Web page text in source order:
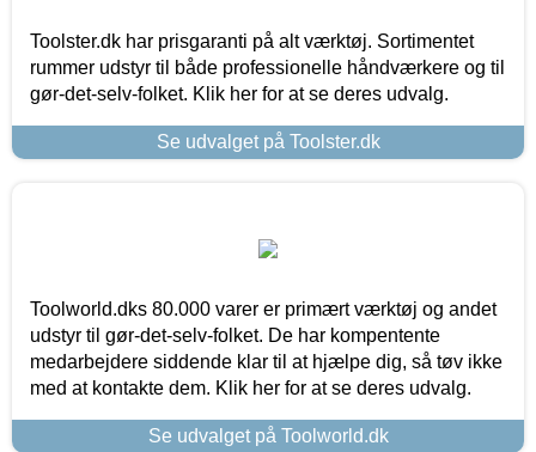
Toolster.dk har prisgaranti på alt værktøj. Sortimentet
rummer udstyr til både professionelle håndværkere og til
gør-det-selv-folket. Klik her for at se deres udvalg.
Se udvalget på Toolster.dk
Toolworld.dks 80.000 varer er primært værktøj og andet
udstyr til gør-det-selv-folket. De har kompentente
medarbejdere siddende klar til at hjælpe dig, så tøv ikke
med at kontakte dem. Klik her for at se deres udvalg.
Se udvalget på Toolworld.dk